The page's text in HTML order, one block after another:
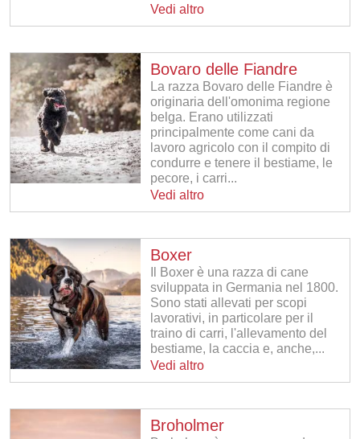
Vedi altro
Bovaro delle Fiandre
La razza Bovaro delle Fiandre è
originaria dell'omonima regione
belga. Erano utilizzati
principalmente come cani da
lavoro agricolo con il compito di
condurre e tenere il bestiame, le
pecore, i carri...
Vedi altro
Boxer
Il Boxer è una razza di cane
sviluppata in Germania nel 1800.
Sono stati allevati per scopi
lavorativi, in particolare per il
traino di carri, l'allevamento del
bestiame, la caccia e, anche,...
Vedi altro
Broholmer